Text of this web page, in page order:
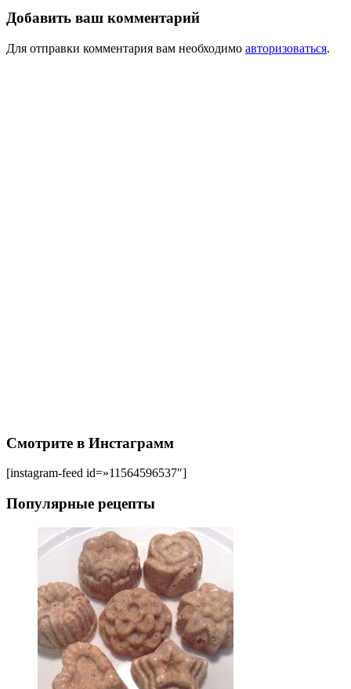
Добавить ваш комментарий
Для отправки комментария вам необходимо авторизоваться.
Смотрите в Инстаграмм
[instagram-feed id=»11564596537″]
Популярные рецепты